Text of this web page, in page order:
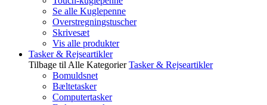
Se alle Kuglepenne
Overstregningstuscher
Skrivesæt
Vis alle produkter
Tasker & Rejseartikler
Tilbage til Alle Kategorier Tasker & Rejseartikler
Bomuldsnet
Bæltetasker
Computertasker